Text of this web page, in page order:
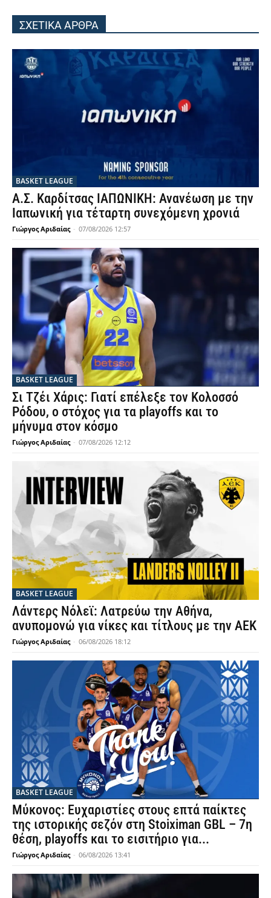
ΣΧΕΤΙΚΑ ΑΡΘΡΑ
BASKET LEAGUE
Α.Σ. Καρδίτσας ΙΑΠΩΝΙΚΗ: Ανανέωση με την
Ιαπωνική για τέταρτη συνεχόμενη χρονιά
Γιώργος Αριδαίας - 07/08/2026 12:57
BASKET LEAGUE
Σι Τζέι Χάρις: Γιατί επέλεξε τον Κολοσσό
Ρόδου, ο στόχος για τα playoffs και το
μήνυμα στον κόσμο
Γιώργος Αριδαίας - 07/08/2026 12:12
BASKET LEAGUE
Λάντερς Νόλεϊ: Λατρεύω την Αθήνα,
ανυπομονώ για νίκες και τίτλους με την ΑΕΚ
Γιώργος Αριδαίας - 06/08/2026 18:12
BASKET LEAGUE
Μύκονος: Ευχαριστίες στους επτά παίκτες
της ιστορικής σεζόν στη Stoiximan GBL – 7η
θέση, playoffs και το εισιτήριο για...
Γιώργος Αριδαίας - 06/08/2026 13:41